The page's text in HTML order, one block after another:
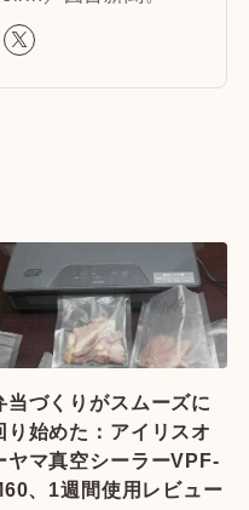
当づくりがスムーズに
り始めた：アイリスオ
ヤマ真空シーラーVPF-
、1週間使用レビュー